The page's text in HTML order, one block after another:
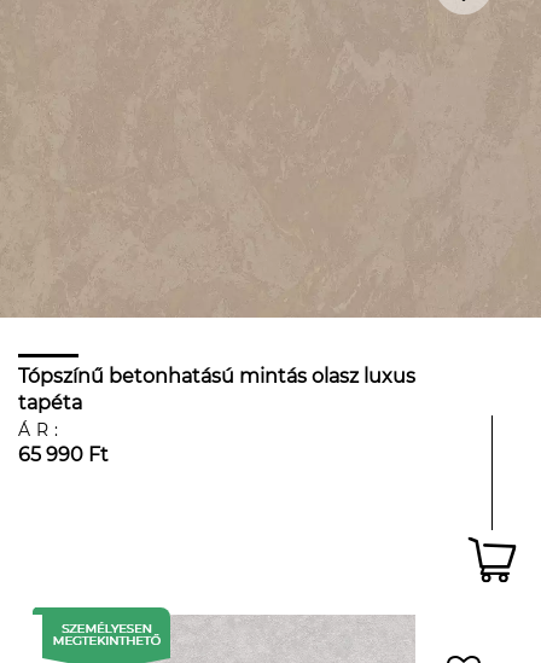
Tópszínű betonhatású mintás olasz luxus
tapéta
ÁR:
65 990 Ft